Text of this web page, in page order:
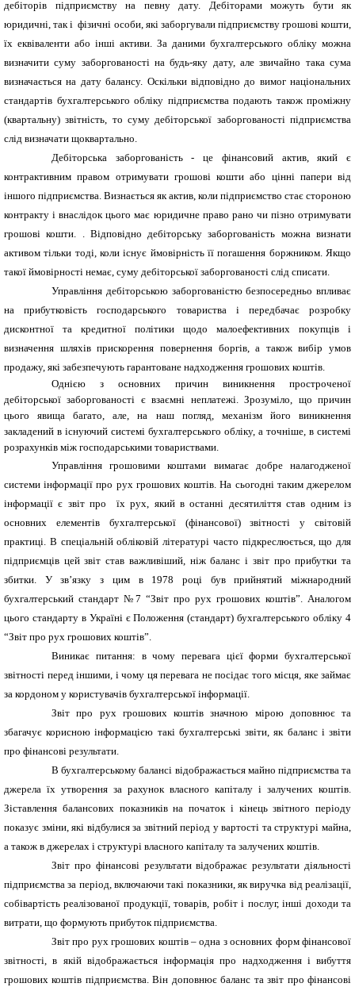
дебіторів підприємству на певну дату. Дебіторами можуть бути як
юридичні, так і фізичні особи, які заборгували підприємству грошові кошти,
їх еквіваленти або інші активи. За даними бухгалтерсько­го обліку можна
визначити суму заборгованості на будь-яку дату, але звичайно така сума
визначається на дату балансу. Оскільки відповідно до вимог національ­них
стандартів бухгалтерського обліку підприємства подають також проміжну
(квартальну) звітність, то суму дебіторської заборгованості підприємства
слід визнача­ти щоквартально.
Дебіторська заборгованість - це фінан­совий актив, який є
контрактивним правом отримувати грошові кошти або цінні папери від
іншого підприємства. Визнається як ак­тив, коли підприємство стає стороною
контракту і внаслідок цього має юридичне право рано чи пізно отримувати
грошові кошти. . Відповідно дебіторську заборгованість можна визнати
активом тільки тоді, коли існує ймовірність її погашення боржником. Якщо
такої ймовірності немає, суму дебі­торської заборгованості слід списати.
Управління дебіторською заборгованістю безпосередньо впливає
на прибутковість господарського товариства і передбачає розробку
дисконтної та кредитної політики щодо малоефективних покупців і
визначення шляхів прискорення повернення боргів, а також вибір умов
продажу, які забезпечують гарантоване надходження грошових коштів.
Однією з основних причин виникнення простроченої
дебіторської заборгованості є взаємні неплатежі. Зрозуміло, що причин
цього явища багато, але, на наш погляд, механізм його виникнення
закладений в існуючий системі бухгалтерського обліку, а точніше, в системі
розрахунків між господарськими товариствами.
Управління грошовими коштами вимагає добре налагодженої
системи інформації про рух грошових коштів. На сьогодні таким джерелом
інформації є звіт про їх рух, який в останні десятиліття став одним із
основних елементів бухгалтерської (фінансової) звітності у світовій
практиці. В спеціальній обліковій літературі часто підкреслюється, що для
підприємців цей звіт став важливіший, ніж баланс і звіт про прибутки та
збитки. У зв’язку з цим в 1978 році був прийнятий міжнародний
бухгалтерський стандарт №7 “Звіт про рух грошових коштів”. Аналогом
цього стандарту в Україні є Положення (стандарт) бухгалтерського обліку 4
“Звіт про рух грошових коштів”.
Виникає питання: в чому перевага цієї форми бухгалтерської
звітності перед іншими, і чому ця перевага не посідає того місця, яке займає
за кордоном у користувачів бухгалтерської інформації.
Звіт про рух грошових коштів значною мірою доповнює та
збагачує корисною інформацією такі бухгалтерські звіти, як баланс і звіти
про фінансові результати.
В бухгалтерському балансі відображається майно підприємства та
джерела їх утворення за рахунок власного капіталу і залучених коштів.
Зіставлення балансових показників на початок і кінець звітного періоду
показує зміни, які відбулися за звітний період у вартості та структурі майна,
а також в джерелах і структурі власного капіталу та залучених коштів.
Звіт про фінансові результати відображає результати діяльності
підприємства за період, включаючи такі показники, як виручка від реалізації,
собівартість реалізованої продукції, товарів, робіт і послуг, інші доходи та
витрати, що формують прибуток підприємства.
Звіт про рух грошових коштів – одна з основних форм фінансової
звітності, в якій відображається інформація про надходження і вибуття
грошових коштів підприємства. Він доповнює баланс та звіт про фінансові